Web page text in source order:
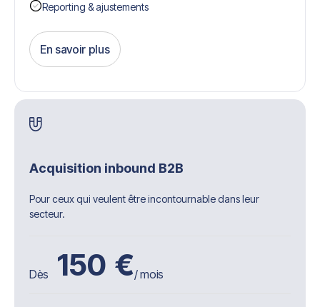
Reporting & ajustements
En savoir plus
Get Started
Acquisition inbound B2B
Pour ceux qui veulent être incontournable dans leur
secteur.
Dès 150 €/ mois